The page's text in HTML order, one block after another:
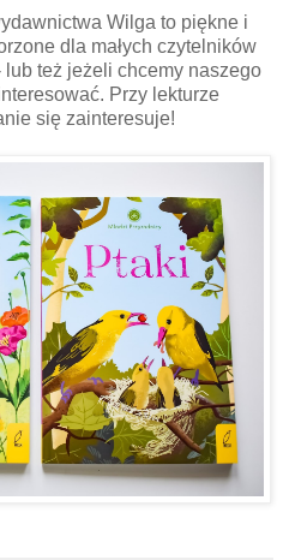
Wilga to piękne i
dla małych czytelników
też jeżeli chcemy naszego
Przy lekturze
się zainteresuje!